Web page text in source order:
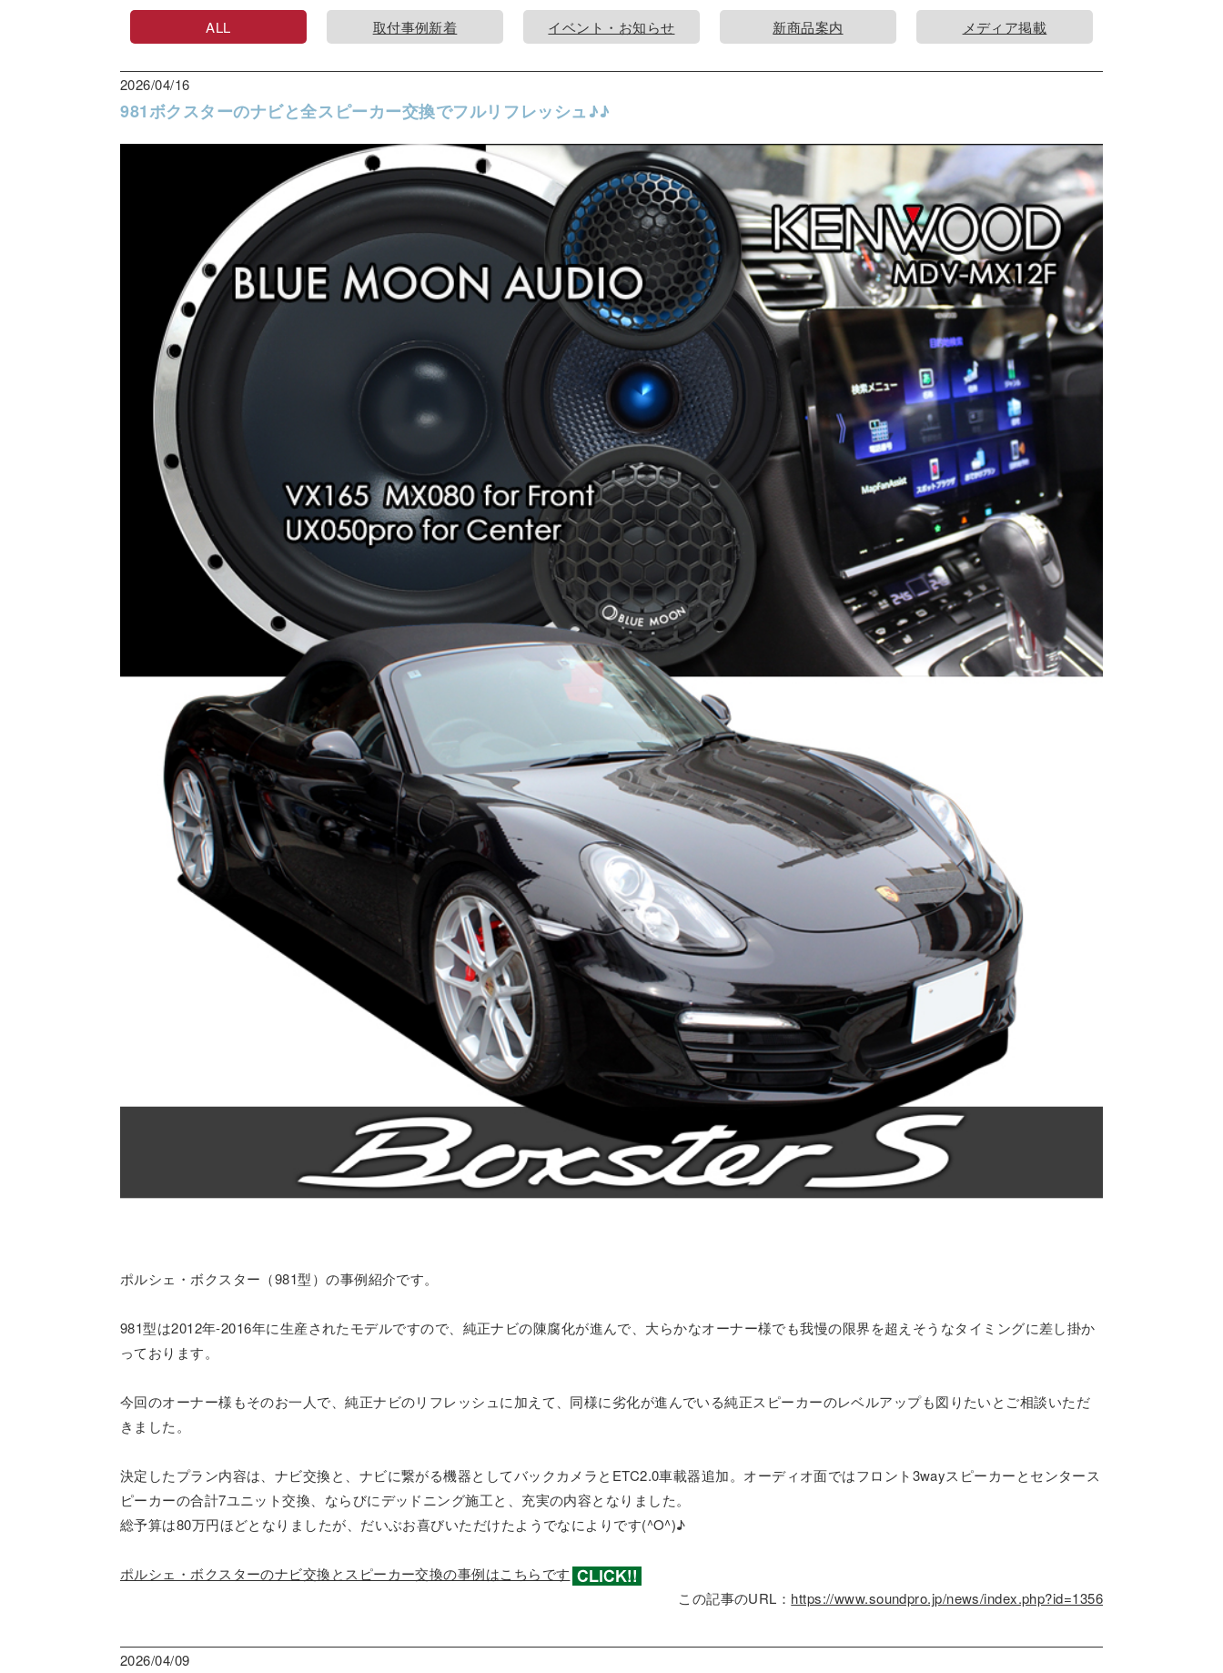
ALL 取付事例新着 イベント・お知らせ 新商品案内 メディア掲載
2026/04/16
981ボクスターのナビと全スピーカー交換でフルリフレッシュ♪♪
ポルシェ・ボクスター（981型）の事例紹介です。
981型は2012年-2016年に生産されたモデルですので、純正ナビの陳腐化が進んで、大らかなオーナー様でも我慢の限界を超えそうなタイミングに差し掛か
っております。
今回のオーナー様もそのお一人で、純正ナビのリフレッシュに加えて、同様に劣化が進んでいる純正スピーカーのレベルアップも図りたいとご相談いただ
きました。
決定したプラン内容は、ナビ交換と、ナビに繋がる機器としてバックカメラとETC2.0車載器追加。オーディオ面ではフロント3wayスピーカーとセンタース
ピーカーの合計7ユニット交換、ならびにデッドニング施工と、充実の内容となりました。
総予算は80万円ほどとなりましたが、だいぶお喜びいただけたようでなによりです(^O^)♪
ポルシェ・ボクスターのナビ交換とスピーカー交換の事例はこちらです
この記事のURL： https://www.soundpro.jp/news/index.php?id=1356
2026/04/09